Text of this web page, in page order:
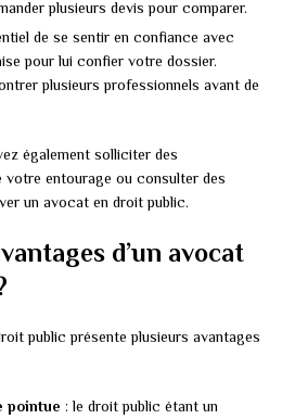
plusieurs devis pour comparer.
de se sentir en confiance avec
pour lui confier votre dossier.
plusieurs professionnels avant de
également solliciter des
votre entourage ou consulter des
un avocat en droit public.
d’un avocat
public présente plusieurs avantages
pointue : le droit public étant un